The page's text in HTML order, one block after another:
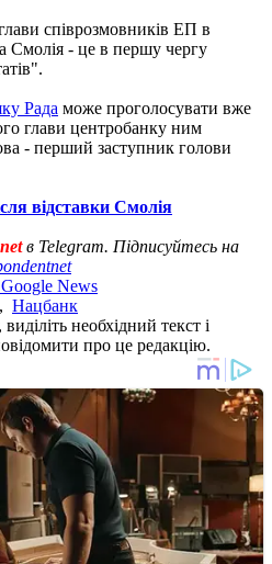
співрозмовників ЕП в
Смолія - ​​це в першу чергу
Рада може проголосувати вже
глави центробанку ним
- перший заступник голови
відставки Смолія
в Telegram. Підписуйтесь на
News
, Нацбанк
необхідний текст і
про це редакцію.